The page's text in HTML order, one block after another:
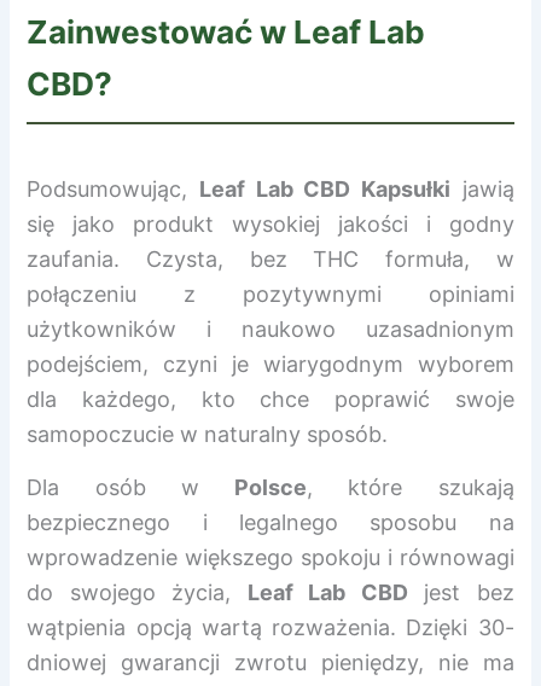
Zainwestować w Leaf Lab
CBD?
Podsumowując, Leaf Lab CBD Kapsułki jawią
się jako produkt wysokiej jakości i godny
zaufania. Czysta, bez THC formuła, w
połączeniu z pozytywnymi opiniami
użytkowników i naukowo uzasadnionym
podejściem, czyni je wiarygodnym wyborem
dla każdego, kto chce poprawić swoje
samopoczucie w naturalny sposób.
Dla osób w Polsce, które szukają
bezpiecznego i legalnego sposobu na
wprowadzenie większego spokoju i równowagi
do swojego życia, Leaf Lab CBD jest bez
wątpienia opcją wartą rozważenia. Dzięki 30-
dniowej gwarancji zwrotu pieniędzy, nie ma